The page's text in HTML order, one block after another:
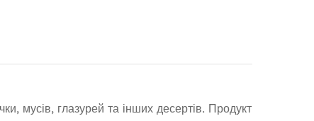
мусів, глазурей та інших десертів. Продукт